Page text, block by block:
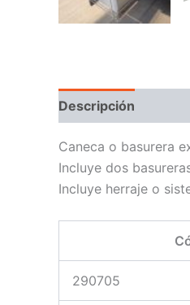
Descripción
Caneca o basurera
Incluye dos
Incluye herraje o
290705